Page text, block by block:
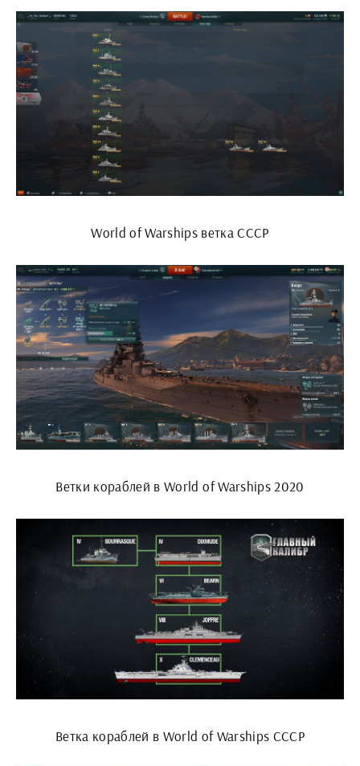
World of Warships ветка СССР
Ветки кораблей в World of Warships 2020
Ветка кораблей в World of Warships СССР